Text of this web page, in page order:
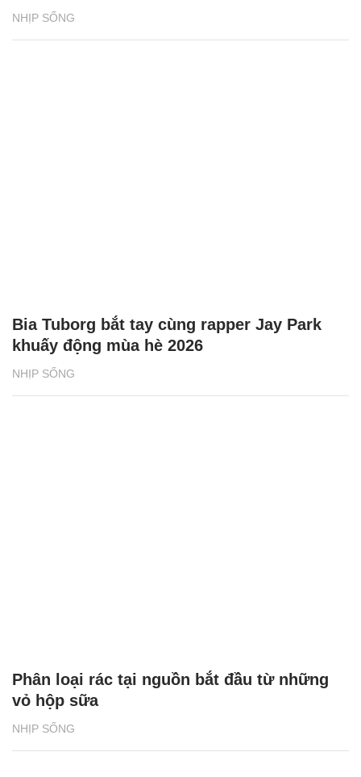
NHỊP SỐNG
NHỊP SỐNG
Bia Tuborg bắt tay cùng rapper Jay Park
khuấy động mùa hè 2026
NHỊP SỐNG
Phân loại rác tại nguồn bắt đầu từ những
vỏ hộp sữa